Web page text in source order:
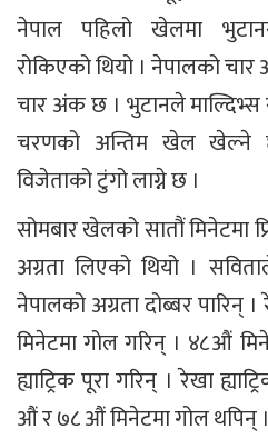
नेपाल पहिलो खेलमा
रोकिएको थियो । नेपालको
चार अंक छ । भुटानले
चरणको अन्तिम खेल
विजेताको टुंगो लाग्ने छ ।
सोमबार खेलको सातौं मिनेटमा
अग्रता लिएको थियो ।
नेपालको अग्रता दोब्बर
मिनेटमा गोल गरिन् । ४८औं
ह्याट्रिक पूरा गरिन् । रेखा
औं र ७८ औं मिनेटमा गोल थपिन् ।